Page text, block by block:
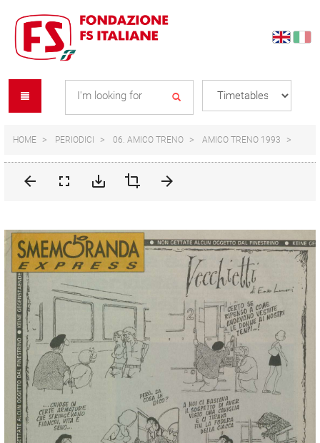
content
navigation
menu
HOME PERIODICI 06. AMICO TRENO AMICO TRENO 1993